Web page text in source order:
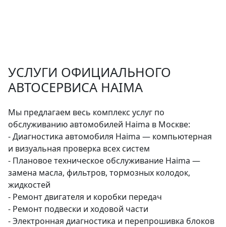
УСЛУГИ ОФИЦИАЛЬНОГО
АВТОСЕРВИСА HAIMA
Мы предлагаем весь комплекс услуг по
обслуживанию автомобилей Haima в Москве:
- Диагностика автомобиля Haima — компьютерная
и визуальная проверка всех систем
- Плановое техническое обслуживание Haima —
замена масла, фильтров, тормозных колодок,
жидкостей
- Ремонт двигателя и коробки передач
- Ремонт подвески и ходовой части
- Электронная диагностика и перепрошивка блоков